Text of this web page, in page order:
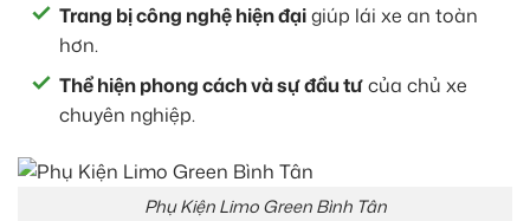
Trang bị công nghệ hiện đạigiúp lái xe an toàn
hơn.
Thể hiện phong cách và sự đầu tưcủa chủ xe
chuyên nghiệp.
Phụ Kiện Limo Green Bình Tân